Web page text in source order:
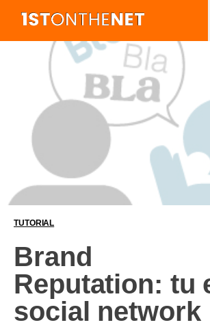
TUTORIAL
Brand
Reputation: tu
social network